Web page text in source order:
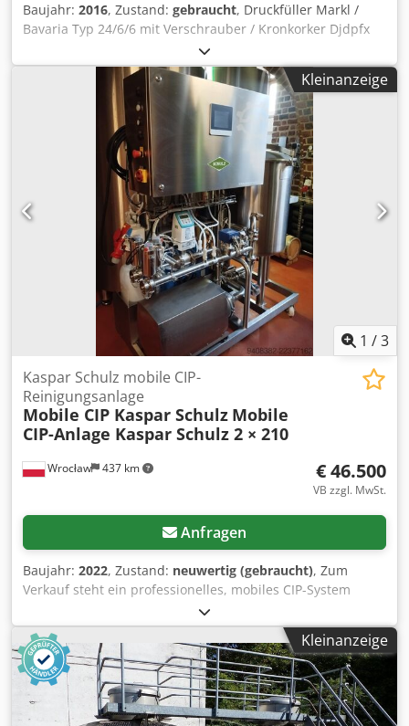
Baujahr: 2016, Zustand: gebraucht, Druckfüller Markl /
Bavaria Typ 24/6/6 mit Verschrauber / Kronkorker Djdpfx
Kleinanzeige
1 /3
Wrocław 437 km
Kaspar Schulz mobile CIP-
Reinigungsanlage
Mobile CIP Kaspar Schulz Mobile
CIP-Anlage Kaspar Schulz 2 × 210
€ 46.500
VB zzgl. MwSt.
Anfragen
Baujahr: 2022, Zustand: neuwertig (gebraucht), Zum
Verkauf steht ein professionelles, mobiles CIP-System
(Reinigung in Betrieb), hergestellt vom renommierten
deutschen Hersteller von Brauereiausrüstung, Kaspar
Schulz. Dsdszm R Amjpfx Afveck Das Gerät wurde im Jahr
2022/2023 hergestellt und wurde noch nie in der
regulären Produktion eingesetzt. Es befindet sich in einem
ausgezeichneten, nahezu neuwertigen Zustand. Ideal für:
Kleinanzeige